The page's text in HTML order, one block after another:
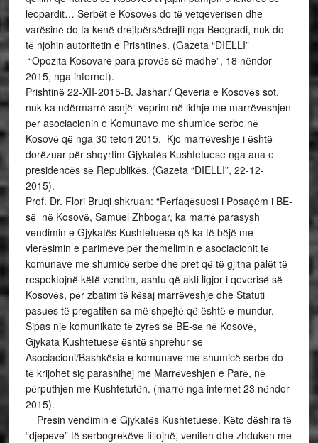
leopardit… Serbёt e Kosovёs do tё vetqeverisen dhe
varёsinё do ta kenё drejtpёrsёdrejti nga Beogradi, nuk do
tё njohin autoritetin e Prishtinёs. (Gazeta “DIELLI”
“Opozita Kosovare para provёs sё madhe”, 18 nёndor
2015, nga internet).
Prishtinё 22-XII-2015-B. Jashari/ Qeveria e Kosovёs sot,
nuk ka ndёrmarrё asnjё veprim nё lidhje me marrёveshjen
pёr asociacionin e Komunave me shumicё serbe nё
Kosovё qё nga 30 tetori 2015. Kjo marrёveshje i ёshtё
dorёzuar pёr shqyrtim Gjykatёs Kushtetuese nga ana e
presidencёs sё Republikёs. (Gazeta “DIELLI”, 22-12-
2015).
Prof. Dr. Flori Bruqi shkruan: “Pёrfaqёsuesi i Posaçëm i BE-
sё nё Kosovё, Samuel Zhbogar, ka marrё parasysh
vendimin e Gjykatёs Kushtetuese qё ka tё bёjё me
vlerёsimin e parimeve pёr themelimin e asociacionit tё
komunave me shumicё serbe dhe pret qё tё gjitha palёt tё
respektojnё kёtё vendim, ashtu qё akti ligjor i qeverisё sё
Kosovёs, pёr zbatim tё kёsaj marrёveshje dhe Statuti
pasues tё pregatiten sa mё shpejtё qё ёshtё e mundur.
Sipas njё komunikate tё zyrёs sё BE-sё nё Kosovё,
Gjykata Kushtetuese ёshtё shprehur se
Asociacioni/Bashkёsia e komunave me shumicё serbe do
tё krijohet siç parashihej me Marrёveshjen e Parё, nё
pёrputhjen me Kushtetutёn. (marrё nga internet 23 nёndor
2015).
Presin vendimin e Gjykatёs Kushtetuese. Kёto dёshira tё
“djepeve” tё serbogrekёve fillojnё, veniten dhe zhduken me